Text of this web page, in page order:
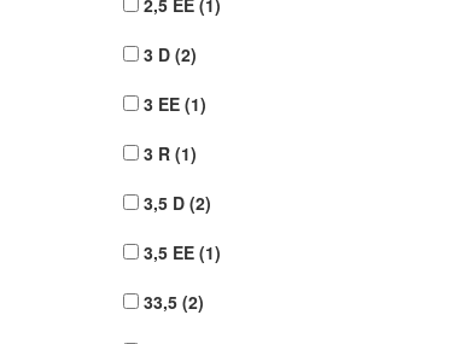
3 D (2)
3 EE (1)
3 R (1)
3,5 D (2)
3,5 EE (1)
33,5 (2)